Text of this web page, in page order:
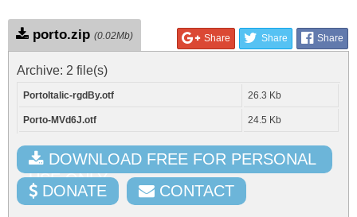
porto.zip (0.02Mb) Share Share Share
Archive: 2 file(s)
PortoItalic-rgdBy.otf 26.3 Kb
Porto-MVd6J.otf 24.5 Kb
DOWNLOAD FREE FOR PERSONAL
USE ONLY
DONATE CONTACT